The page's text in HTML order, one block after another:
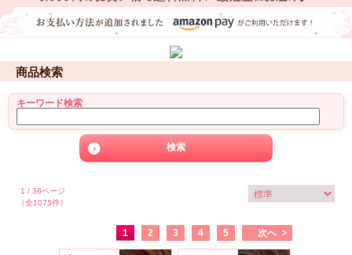
商品検索
キーワード検索
1 / 36ページ
（全1075件）
1 2 3 4 5 次へ